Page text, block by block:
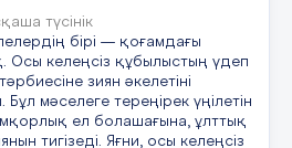
тәрбие сағаты
тауып ал.
дала жерім менің
сенің
мен сендерге
атаймын.
қарап,
есте сақтауға
бір затты таңдап ал
Елемейміз,
9.30-
1.Сөйлеуді
түсінік
бірі — қоғамдағы
Осы келеңсіз құбылыстың үдеп
зиян әкелетіні
Бұл мәселеге тереңірек үңілетін
ел болашағына, ұлттық
тигізеді. Яғни, осы келеңсіз